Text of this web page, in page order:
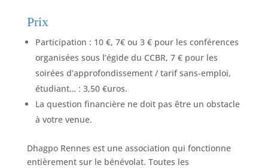
Prix
Participation : 10 €, 7€ ou 3 € pour les conférences
organisées sous l’égide du CCBR, 7 € pour les
soirées d’approfondissement / tarif sans-emploi,
étudiant… : 3,50 €uros.
La question financière ne doit pas être un obstacle
à votre venue.
Dhagpo Rennes est une association qui fonctionne
entièrement sur le bénévolat. Toutes les